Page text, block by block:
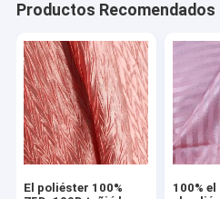
Productos Recomendados
El poliéster 100%
100%